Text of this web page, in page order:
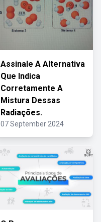
Assinale A Alternativa
Que Indica
Corretamente A
Mistura Dessas
Radiações.
07 September 2024